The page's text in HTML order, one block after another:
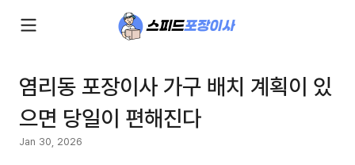
염리동 포장이사 가구 배치 계획이 있
으면 당일이 편해진다
Jan 30, 2026